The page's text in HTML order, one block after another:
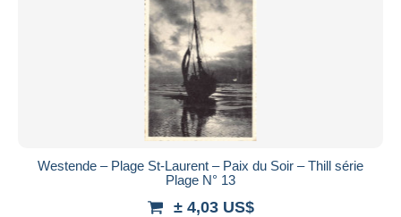
Westende – Plage St-Laurent – Paix du Soir – Thill série
Plage N° 13
± 4,03 US$